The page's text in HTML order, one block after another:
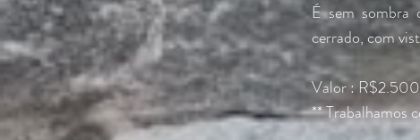
É sem sombra
cerrado, com
Valor :
** Trabalhamos